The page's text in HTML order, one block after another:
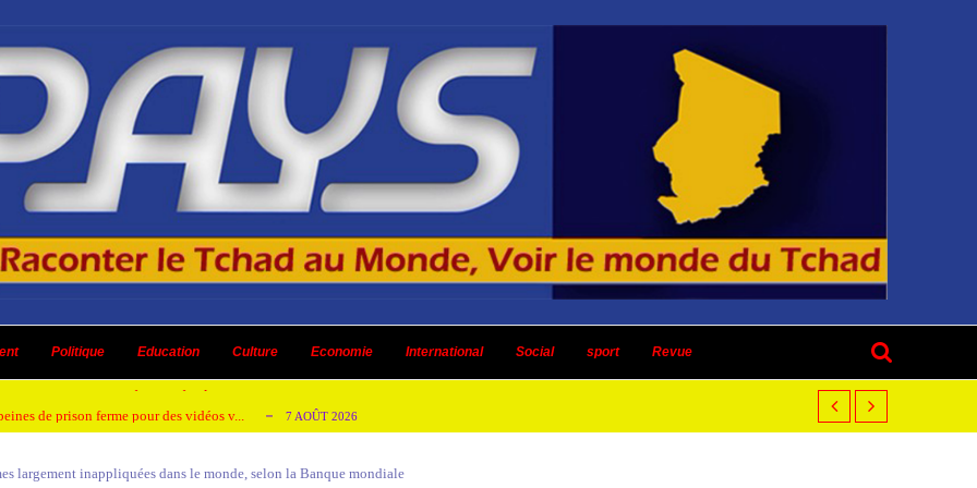
Politique Education Culture Economie International Social sport Revue
en Afrique de l’Ouest et du Ce... 4 AOÛT 2026
un dividende ni une quelconque plus-... 3 AOÛT 2026
de prison ferme pour des vidéos v... 7 AOÛT 2026
de création des journaux en ligne... 4 AOÛT 2026
largement inappliquées dans le monde, selon la Banque mondiale